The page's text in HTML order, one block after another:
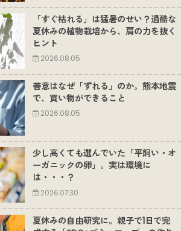
「すぐ枯れる」は猛暑のせい？過酷な
夏休みの植物栽培から、肩の力を抜く
ヒント
2026.08.05
善意はなぜ「ずれる」のか。熊本地震
で、買い物ができること
2026.08.05
少し高くても選んでいた「平飼い・オ
ーガニックの卵」。実は環境に
は・・・？
2026.07.30
夏休みの自由研究に。親子で1日で完